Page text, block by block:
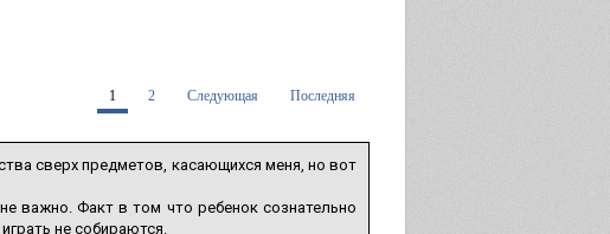
1 2 Следующая Последняя
сверх предметов, касающихся меня, но вот
важно. Факт в том что ребенок сознательно
не собираются.